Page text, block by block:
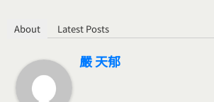
About Latest Posts
嚴 天郁